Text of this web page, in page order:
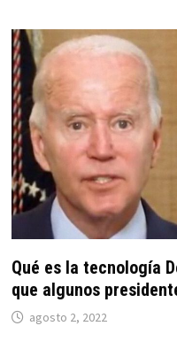
Qué es la tecnología
que algunos
agosto 2, 2022